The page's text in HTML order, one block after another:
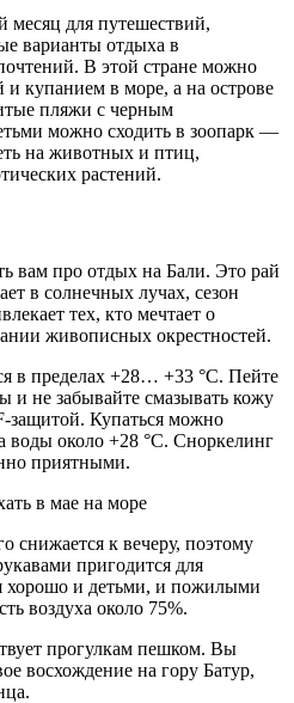
для путешествий,
варианты отдыха в
В этой стране можно
и купанием в море, а на острове
пляжи с черным
можно сходить в зоопарк —
на животных и птиц,
растений.
вам про отдых на Бали. Это рай
в солнечных лучах, сезон
тех, кто мечтает о
живописных окрестностей.
в пределах +28… +33 °C. Пейте
и не забывайте смазывать кожу
Купаться можно
воды около +28 °C. Сноркелинг
приятными.
снижается к вечеру, поэтому
пригодится для
хорошо и детьми, и пожилыми
воздуха около 75%.
прогулкам пешком. Вы
восхождение на гору Батур,